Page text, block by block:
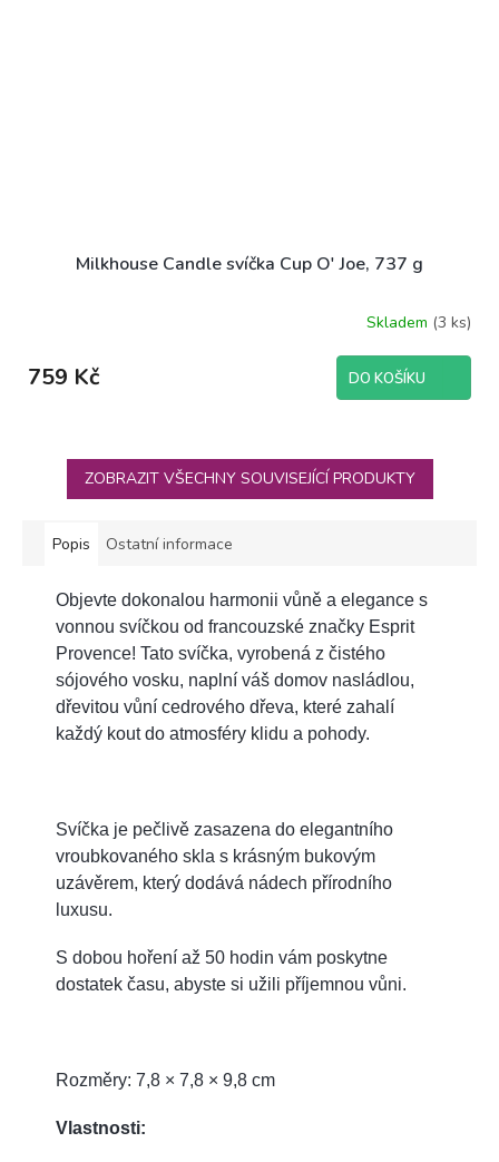
Milkhouse Candle svíčka Cup O' Joe, 737 g
Skladem (3 ks)
759 Kč DO KOŠÍKU
ZOBRAZIT VŠECHNY SOUVISEJÍCÍ PRODUKTY
Popis Ostatní informace
Objevte dokonalou harmonii vůně a elegance s
vonnou svíčkou od francouzské značky Esprit
Provence! Tato svíčka, vyrobená z čistého
sójového vosku, naplní váš domov nasládlou,
dřevitou vůní cedrového dřeva, které zahalí
každý kout do atmosféry klidu a pohody.
Svíčka je pečlivě zasazena do elegantního
vroubkovaného skla s krásným bukovým
uzávěrem, který dodává nádech přírodního
luxusu.
S dobou hoření až 50 hodin vám poskytne
dostatek času, abyste si užili příjemnou vůni.
Rozměry: 7,8 × 7,8 × 9,8 cm
Vlastnosti: